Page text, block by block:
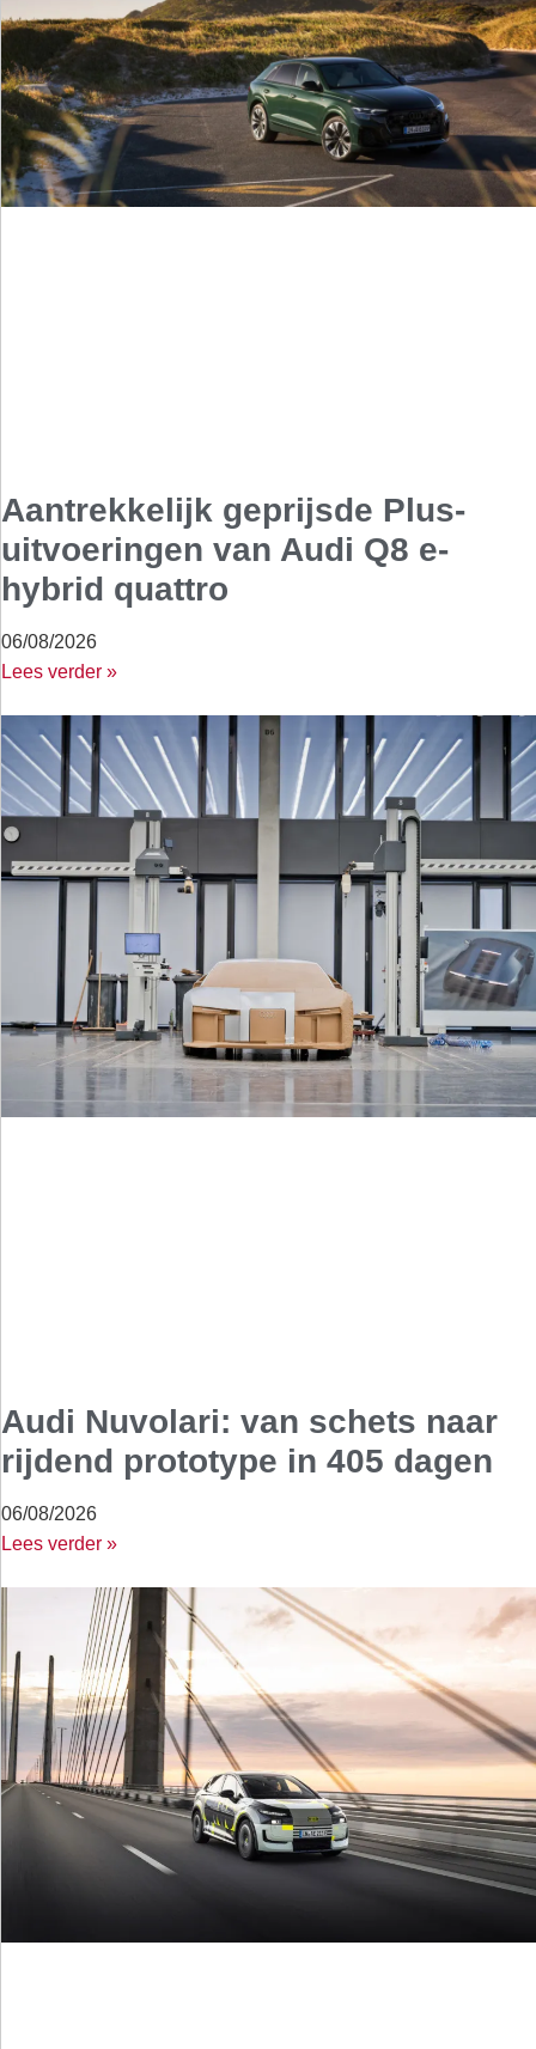
Aantrekkelijk geprijsde Plus-
uitvoeringen van Audi Q8 e-
hybrid quattro
06/08/2026
Lees verder »
Audi Nuvolari: van schets naar
rijdend prototype in 405 dagen
06/08/2026
Lees verder »